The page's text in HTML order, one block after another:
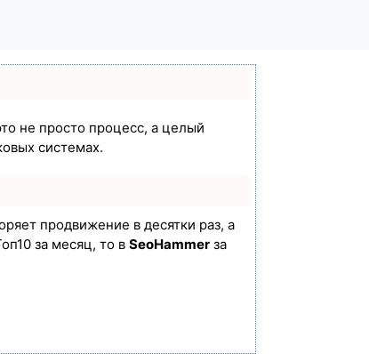
не просто процесс, а целый
системах.
продвижение в десятки раз, а
за месяц, то в SeoHammer за